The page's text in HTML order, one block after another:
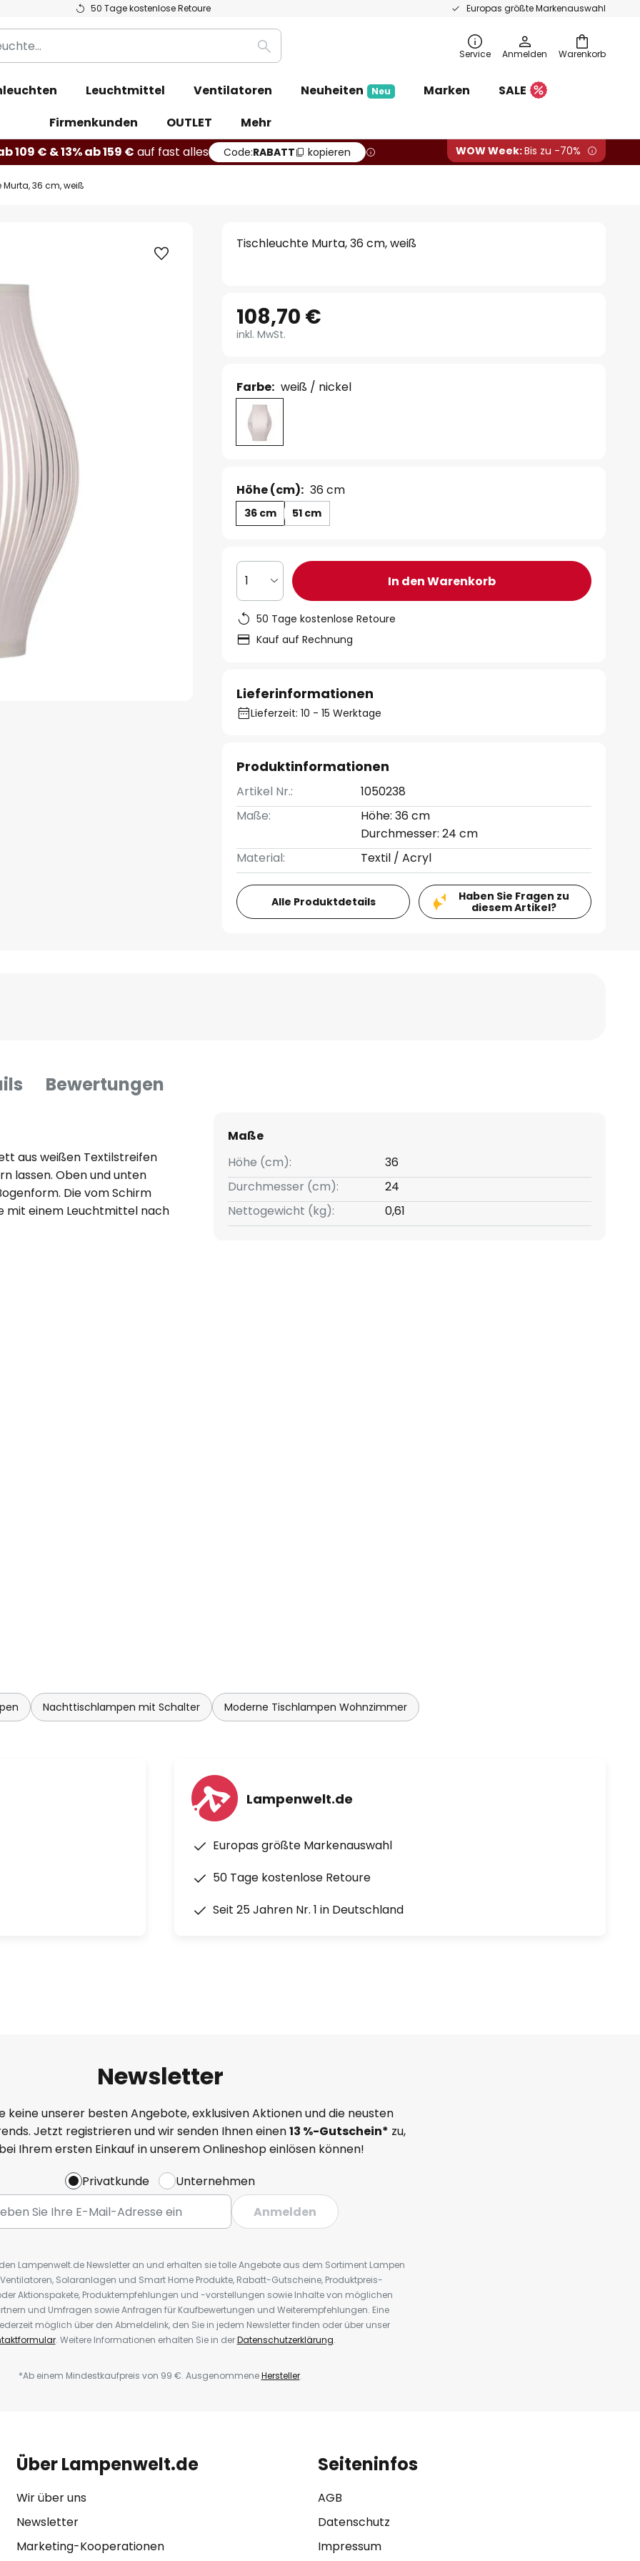
50 Tage kostenlose Retoure Europas größte Markenauswahl
Warenkorb
Suche Service Anmelden
Leuchtmittel Ventilatoren Neuheiten Neu Marken
SALE
Firmenkunden
OUTLET
Mehr
109 € & 13% ab 159 € auf fast alles Code:RABATT kopieren WOW Week:Bis zu -70%
36 cm, weiß
Tischleuchte Murta, 36 cm, weiß
108,70 €
inkl. MwSt.
Farbe: weiß / nickel
Höhe (cm): 36 cm
36 cm 51 cm
1 In den Warenkorb
50 Tage kostenlose Retoure
Kauf auf Rechnung
Lieferinformationen
Lieferzeit: 10 - 15 Werktage
Produktinformationen
Artikel Nr.:
1050238
Maße:
Höhe: 36 cm
Durchmesser: 24 cm
Material:
Textil / Acryl
Alle Produktdetails
Haben Sie Fragen zu
diesem Artikel?
Bewertungen
aus weißen Textilstreifen
lassen. Oben und unten
Die vom Schirm
mit einem Leuchtmittel nach
Maße
Höhe (cm):
36
Durchmesser (cm):
24
Nettogewicht (kg):
0,61
Nachttischlampen mit Schalter Moderne Tischlampen Wohnzimmer
Lampenwelt.de
Europas größte Markenauswahl
50 Tage kostenlose Retoure
Seit 25 Jahren Nr. 1 in Deutschland
Newsletter
keine unserer besten Angebote, exklusiven Aktionen und die neusten
Jetzt registrieren und wir senden Ihnen einen13 %-Gutschein* zu,
Ihrem ersten Einkauf in unserem Onlineshop einlösen können!
Privatkunde
Unternehmen
Anmelden
Lampenwelt.de Newsletter an und erhalten sie tolle Angebote aus dem Sortiment Lampen
Solaranlagen und Smart Home Produkte, Rabatt-Gutscheine, Produktpreis-
Aktionspakete, Produktempfehlungen und -vorstellungen sowie Inhalte von möglichen
und Umfragen sowie Anfragen für Kaufbewertungen und Weiterempfehlungen. Eine
möglich über den Abmeldelink, den Sie in jedem Newsletter finden oder über unser
. Weitere Informationen erhalten Sie in derDatenschutzerklärung.
*Ab einem Mindestkaufpreis von 99 €. AusgenommeneHersteller.
Über Lampenwelt.de
Wir über uns
Newsletter
Marketing-Kooperationen
Seiteninfos
AGB
Datenschutz
Impressum